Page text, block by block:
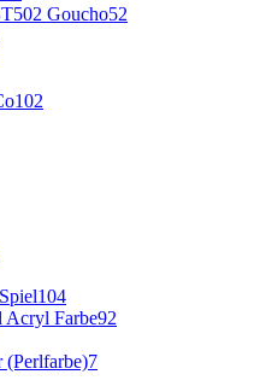
Goucho52
102
104
Acryl Farbe92
(Perlfarbe)7